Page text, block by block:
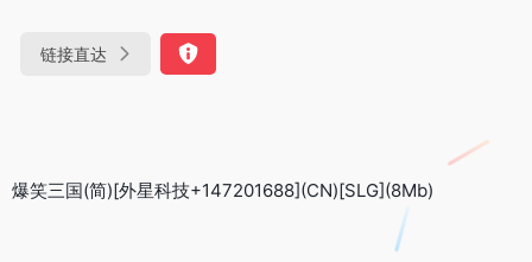
链接直达
爆笑三国(简)[外星科技+147201688](CN)[SLG](8Mb)